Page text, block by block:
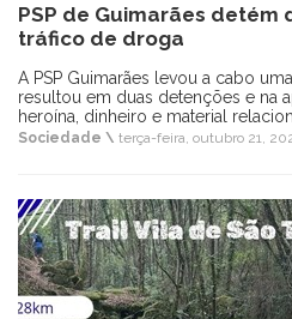
PSP de Guimarães detém
tráfico de droga
A PSP Guimarães levou a cabo
resultou em duas detenções e na
heroína, dinheiro e material
Sociedade \ terça-feira, outubro 21,